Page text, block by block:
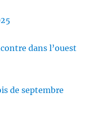
dans l’ouest
de septembre